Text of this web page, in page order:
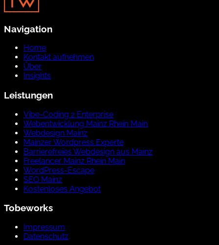
Navigation
Home
Kontakt aufnehmen
Über
Insights
Leistungen
Vibe-Coding 2 Enterprise
Webentwicklung Mainz Rhein Main
Webdesign Mainz
Mainzer Wordpress Experte
Barrierefreies Webdesign aus Mainz
Freelancer Mainz Rhein Main
WordPress-Escape
SEO Mainz
Kostenloses Angebot
Tobeworks
Impressum
Datenschutz